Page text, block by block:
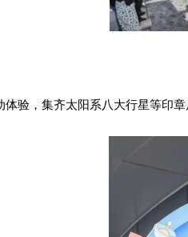
体验，集齐太阳系八大行星等印